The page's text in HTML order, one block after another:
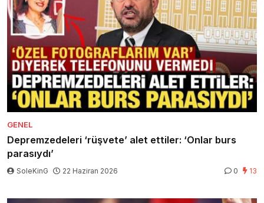
GENEL
Depremzedeleri ‘rüşvete’ alet ettiler: ‘Onlar burs
parasıydı’
SoleKinG 22 Haziran 2026 0 13